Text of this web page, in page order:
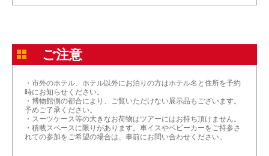
ご注意
・市外のホテル、ホテル以外にお泊りの方はホテル名と住所を予約
時にお知らせください。
・博物館側の都合により、ご覧いただけない展示品もございます。
予めご了承ください。
・スーツケース等の大きなお荷物はツアーにはお持ち頂けません。
・積載スペースに限りがあります。車イスやベビーカーをご持参さ
れての参加をご希望の場合は、事前にお問い合わせください。